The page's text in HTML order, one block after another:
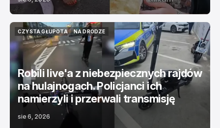
CZYSTA GŁUPOTA
CZYSTA GŁUPOTA
NA DRODZE
NA DRODZE
Robili live'a z niebezpiecznych rajdów
na hulajnogach. Policjanci ich
namierzyli i przerwali transmisję
sie 6, 2026